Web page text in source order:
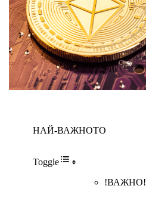
НАЙ-ВАЖНОТО
Toggle
!ВАЖНО!